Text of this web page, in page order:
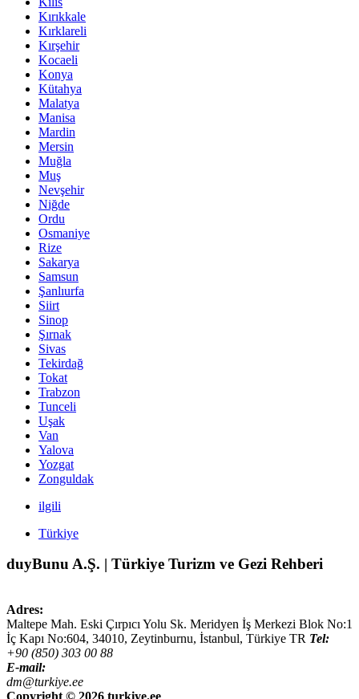
Kırıkkale
Kırklareli
Kırşehir
Kocaeli
Konya
Kütahya
Malatya
Manisa
Mardin
Mersin
Muğla
Muş
Nevşehir
Niğde
Ordu
Osmaniye
Rize
Sakarya
Samsun
Şanlıurfa
Siirt
Sinop
Şırnak
Sivas
Tekirdağ
Tokat
Trabzon
Tunceli
Uşak
Van
Yalova
Yozgat
Zonguldak
ilgili
Türkiye
duyBunu A.Ş. | Türkiye Turizm ve Gezi Rehberi
Adres:
Maltepe Mah. Eski Çırpıcı Yolu Sk. Meridyen İş Merkezi Blok No:1
İç Kapı No:604, 34010, Zeytinburnu, İstanbul, Türkiye TR Tel:
+90 (850) 303 00 88
E-mail:
dm@turkiye.ee